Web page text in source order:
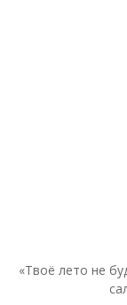
«Твоё лето не